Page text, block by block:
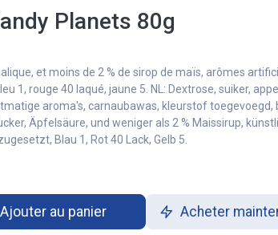
Planets 80g
et moins de 2 % de sirop de maïs, arômes
1, rouge 40 laqué, jaune 5. NL: Dextrose, suiker,
aroma's, carnaubawas, kleurstof toegevoegd,
Äpfelsäure, und weniger als 2 % Maissirup,
Blau 1, Rot 40 Lack, Gelb 5.
Ajouter au panier Acheter